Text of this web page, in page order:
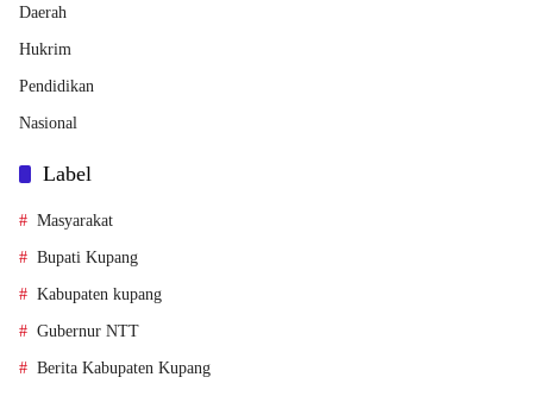
Daerah
Hukrim
Pendidikan
Nasional
Label
Masyarakat
Bupati Kupang
Kabupaten kupang
Gubernur NTT
Berita Kabupaten Kupang